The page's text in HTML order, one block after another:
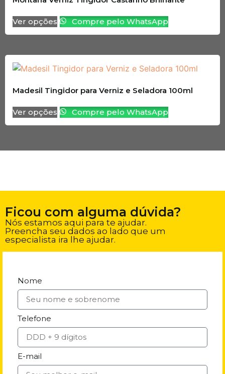
Ver opções Compre pelo WhatsApp
Madesil Tingidor para Verniz e Seladora 100ml
Ver opções Compre pelo WhatsApp
Ficou com alguma dúvida?
Nós estamos aqui para te ajudar.
Preencha seu dados ao lado que um
especialista ira lhe ajudar.
Nome
Telefone
E-mail